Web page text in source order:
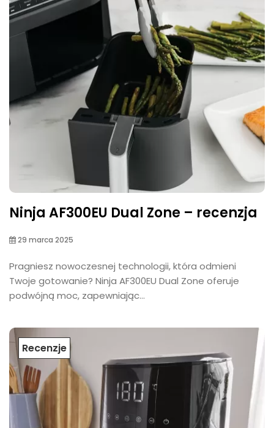
Ninja AF300EU Dual Zone – recenzja
29 marca 2025
Pragniesz nowoczesnej technologii, która odmieni
Twoje gotowanie? Ninja AF300EU Dual Zone oferuje
podwójną moc, zapewniając...
Recenzje